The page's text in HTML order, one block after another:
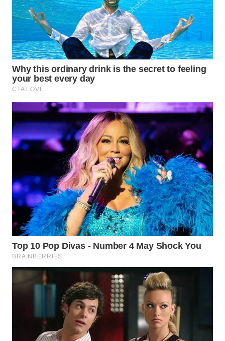
TEBING
TINGGI
WN
PAKPAK
WN
KARAWANG
WN
BEKASI
WN
DEPOK
WN
TAPANULI
UTARA
WN
LAWAS